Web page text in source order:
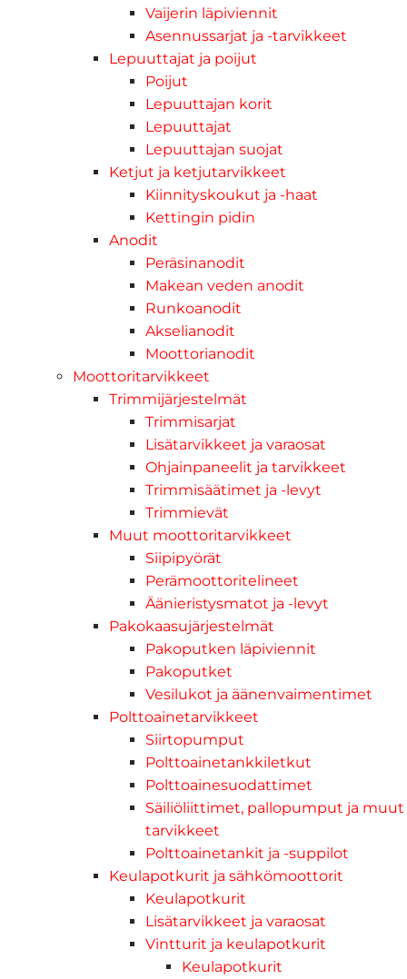
Vaijerin läpiviennit
Asennussarjat ja -tarvikkeet
Lepuuttajat ja poijut
Poijut
Lepuuttajan korit
Lepuuttajat
Lepuuttajan suojat
Ketjut ja ketjutarvikkeet
Kiinnityskoukut ja -haat
Kettingin pidin
Anodit
Peräsinanodit
Makean veden anodit
Runkoanodit
Akselianodit
Moottorianodit
Moottoritarvikkeet
Trimmijärjestelmät
Trimmisarjat
Lisätarvikkeet ja varaosat
Ohjainpaneelit ja tarvikkeet
Trimmisäätimet ja -levyt
Trimmievät
Muut moottoritarvikkeet
Siipipyörät
Perämoottoritelineet
Äänieristysmatot ja -levyt
Pakokaasujärjestelmät
Pakoputken läpiviennit
Pakoputket
Vesilukot ja äänenvaimentimet
Polttoainetarvikkeet
Siirtopumput
Polttoainetankkiletkut
Polttoainesuodattimet
Säiliöliittimet, pallopumput ja muut
tarvikkeet
Polttoainetankit ja -suppilot
Keulapotkurit ja sähkömoottorit
Keulapotkurit
Lisätarvikkeet ja varaosat
Vintturit ja keulapotkurit
Keulapotkurit